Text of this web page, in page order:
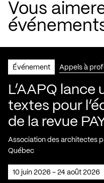
Vous
Événement Appels à
L’AAPQ lance
textes pour
de la revue
Association des architectes
Québec
10 juin 2026 - 24 août 2026